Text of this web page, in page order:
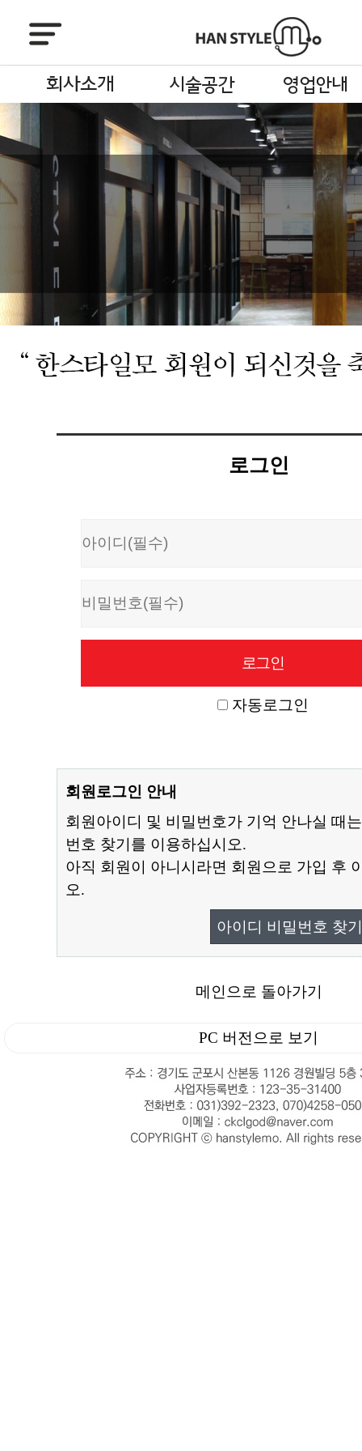
로그인
자동로그인
회원로그인 안내
회원아이디 및 비밀번호가 기억 안나실 때
번호 찾기를 이용하십시오.
아직 회원이 아니시라면 회원으로 가입 후
오.
아이디 비밀번호 찾기
메인으로 돌아가기
PC 버전으로 보기